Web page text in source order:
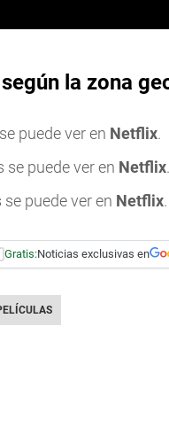
la zona
puede ver en Netflix.
se puede ver en Netflix.
puede ver en Netflix.
Gratis:Noticias exclusivas en